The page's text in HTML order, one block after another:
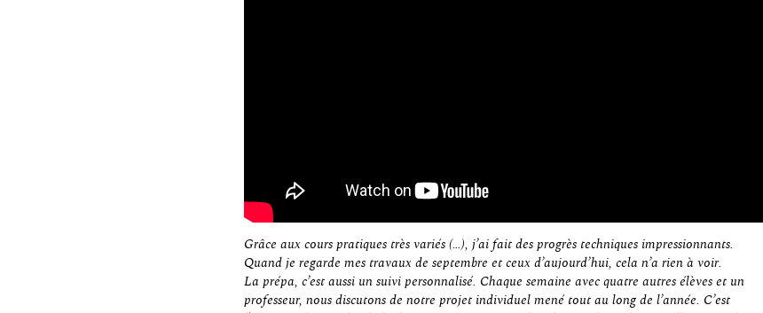
Grâce aux cours pratiques très variés (…), j’ai fait des progrès techniques impressionnants.
Quand je regarde mes travaux de septembre et ceux d’aujourd’hui, cela n’a rien à voir.
La prépa, c’est aussi un suivi personnalisé. Chaque semaine avec quatre autres élèves et un
professeur, nous discutons de notre projet individuel mené tout au long de l’année. C’est